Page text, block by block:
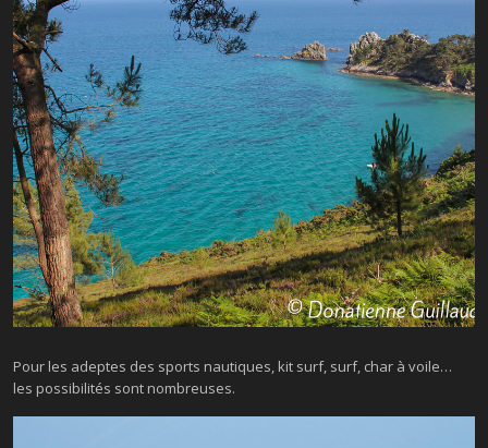
Pour les adeptes des sports nautiques, kit surf, surf, char à voile…
les possibilités sont nombreuses.